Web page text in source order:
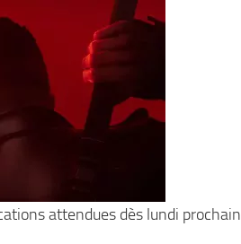
attendues dès lundi prochain